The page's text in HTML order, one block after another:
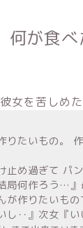
何が食
女を苦しめた
りたいもの。
止め過ぎて パ
局何作ろう…
が作りたいもの
し‥』次女『い